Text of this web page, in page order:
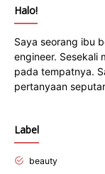
Halo!
Saya seorang ibu
engineer. Sesekali
pada tempatnya.
pertanyaan
Label
beauty